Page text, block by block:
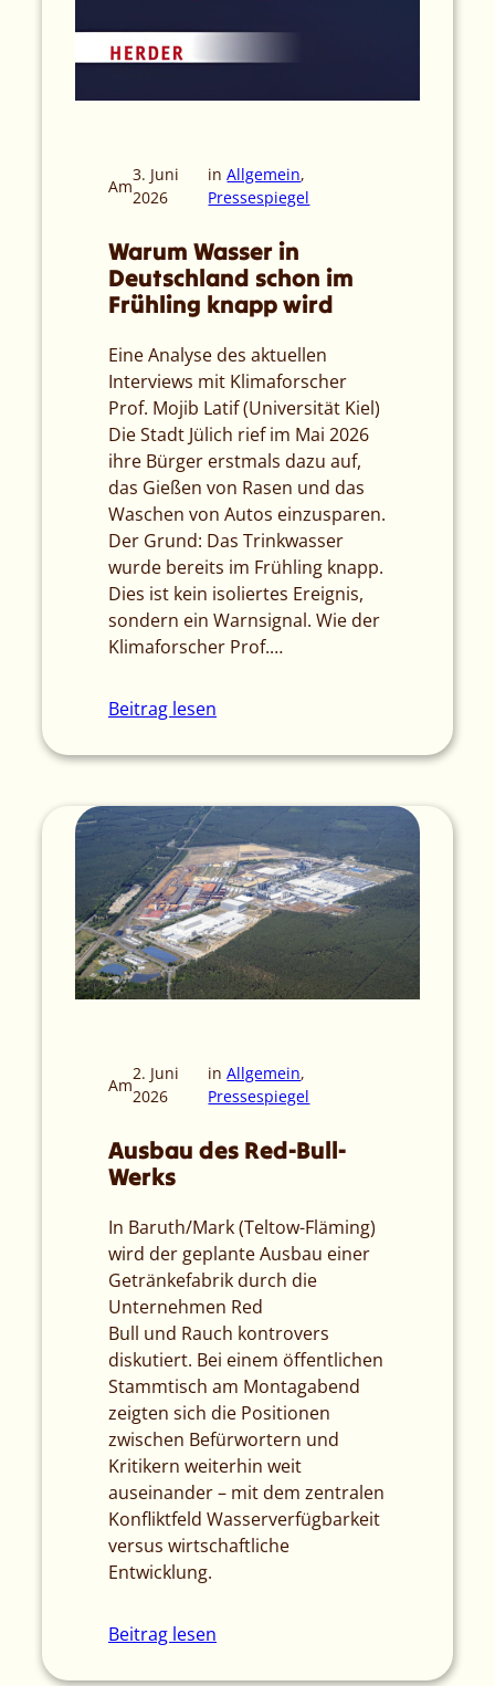
Am
3. Juni
2026
inAllgemein
Pressespiegel
Warum Wasser in
Deutschland schon im
Frühling knapp wird
Eine Analyse des aktuellen
Interviews mit Klimaforscher
Prof. Mojib Latif (Universität Kiel)
Die Stadt Jülich rief im Mai 2026
ihre Bürger erstmals dazu auf,
das Gießen von Rasen und das
Waschen von Autos einzusparen.
Der Grund: Das Trinkwasser
wurde bereits im Frühling knapp.
Dies ist kein isoliertes Ereignis,
sondern ein Warnsignal. Wie der
Klimaforscher Prof.…
Beitrag lesen
Am
2. Juni
2026
inAllgemein
Pressespiegel
Ausbau des Red-Bull-
Werks
In Baruth/Mark (Teltow-Fläming)
wird der geplante Ausbau einer
Getränkefabrik durch die
Unternehmen Red
Bull und Rauch kontrovers
diskutiert. Bei einem öffentlichen
Stammtisch am Montagabend
zeigten sich die Positionen
zwischen Befürwortern und
Kritikern weiterhin weit
auseinander – mit dem zentralen
Konfliktfeld Wasserverfügbarkeit
versus wirtschaftliche
Entwicklung.
Beitrag lesen